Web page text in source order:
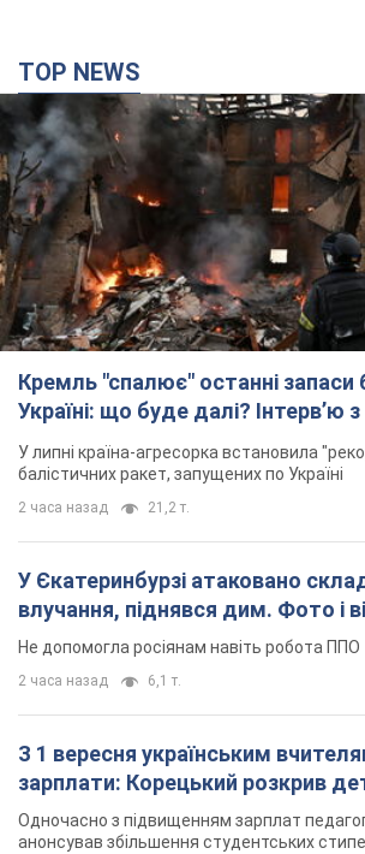
TOP NEWS
Кремль "спалює" останні запаси
Україні: що буде далі? Інтерв’ю
У липні країна-агресорка встановила
2 часа назад 21,2 т.
У Єкатеринбурзі атаковано